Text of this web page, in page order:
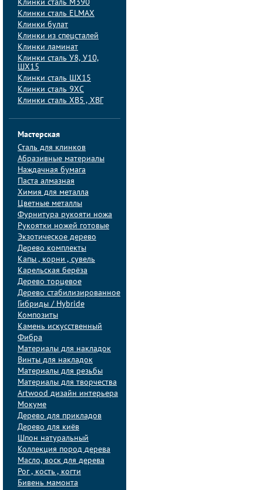
Клинки сталь M390
Клинки сталь ELMAX
Клинки булат
Клинки из спецсталей
Клинки ламинат
Клинки сталь У8, У10,
ШХ15
Клинки сталь ШХ15
Клинки сталь 9ХС
Клинки сталь ХВ5 , ХВГ
Мастерская
Сталь для клинков
Абразивные материалы
Наждачная бумага
Паста алмазная
Химия для металла
Цветные металлы
Фурнитура рукояти ножа
Рукоятки ножей готовые
Экзотическое дерево
Дерево комплекты
Капы , корни , сувель
Карельская берёза
Дерево торцевое
Дерево стабилизированное
Гибриды / Hybride
Композиты
Камень искусственный
Фибра
Материалы для накладок
Винты для накладок
Материалы для резьбы
Материалы для творчества
Artwood дизайн интерьера
Мокуме
Дерево для прикладов
Дерево для киёв
Шпон натуральный
Коллекция пород дерева
Масло, воск для дерева
Рог , кость , когти
Бивень мамонта